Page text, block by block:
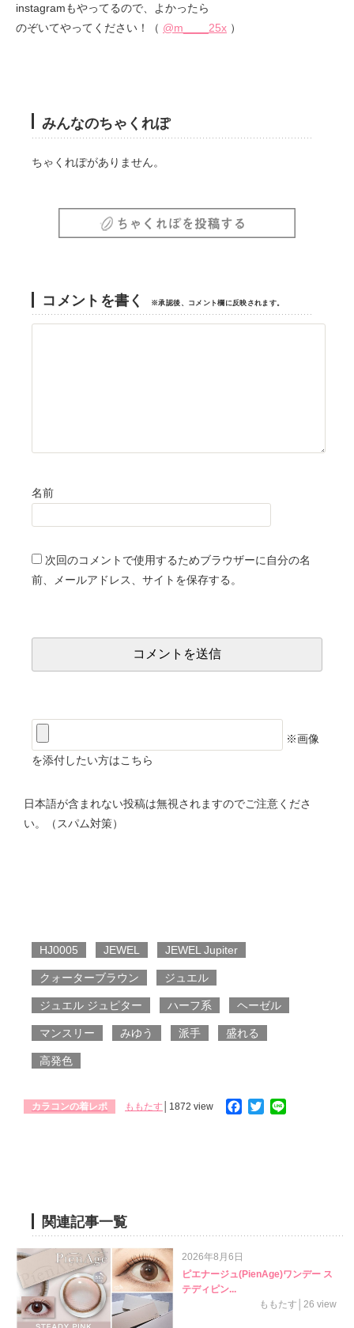
instagramもやってるので、よかったら
のぞいてやってください！（ @m____25x ）
みんなのちゃくれぽ
ちゃくれぽがありません。
コメントを書く ※承認後、コメント欄に反映されます。
名前
次回のコメントで使用するためブラウザーに自分の名
前、メールアドレス、サイトを保存する。
※画像
を添付したい方はこちら
日本語が含まれない投稿は無視されますのでご注意くださ
い。（スパム対策）
HJ0005 JEWEL JEWEL Jupiter
クォーターブラウン ジュエル
ジュエル ジュピター ハーフ系 ヘーゼル
マンスリー みゆう 派手 盛れる
高発色
カラコンの着レポ ももたす │1872 view Facebook
Twitter
関連記事一覧
2026年8月6日
ピエナージュ(PienAge)ワンデー ス
テディピン...
ももたす│26 view